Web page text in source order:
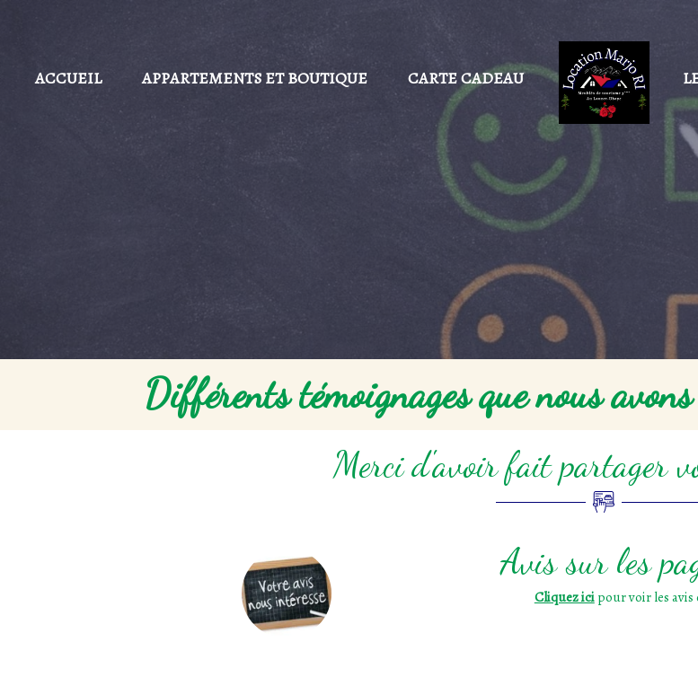
ACCUEIL APPARTEMENTS ET BOUTIQUE CARTE CADEAU
Différents témoignages que nous
Merci d'avoir fait partager
Avis sur les
Cliquez ici pour voir les avis